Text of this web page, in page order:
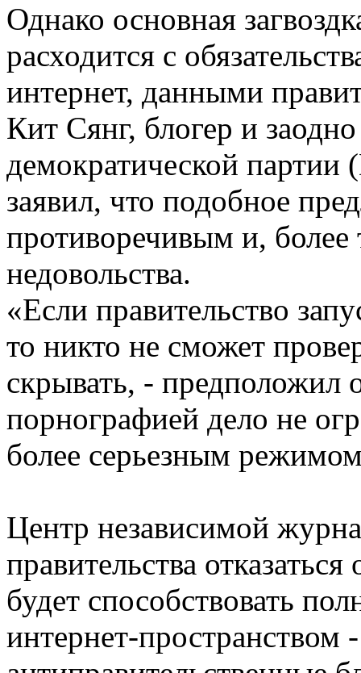
Однако основная
расходится с
интернет, данными
Кит Сянг, блогер и
демократической
заявил, что подобное
противоречивым и, более
недовольства.
«Если правительство
то никто не сможет
скрывать, -
порнографией дело не
более серьезным
Центр независимой
правительства
будет способствовать
интернет-пространством